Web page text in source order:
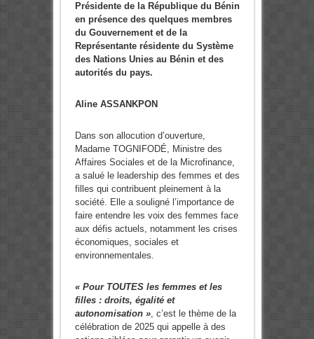
Présidente de la République du Bénin
en présence des quelques membres
du Gouvernement et de la
Représentante résidente du Système
des Nations Unies au Bénin et des
autorités du pays.
Aline ASSANKPON
Dans son allocution d’ouverture,
Madame TOGNIFODÉ, Ministre des
Affaires Sociales et de la Microfinance,
a salué le leadership des femmes et des
filles qui contribuent pleinement à la
société. Elle a souligné l’importance de
faire entendre les voix des femmes face
aux défis actuels, notamment les crises
économiques, sociales et
environnementales.
« Pour TOUTES les femmes et les
filles : droits, égalité et
autonomisation », c’est le thème de la
célébration de 2025 qui appelle à des